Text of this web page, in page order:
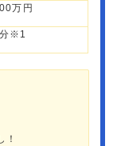
万円
※1
！